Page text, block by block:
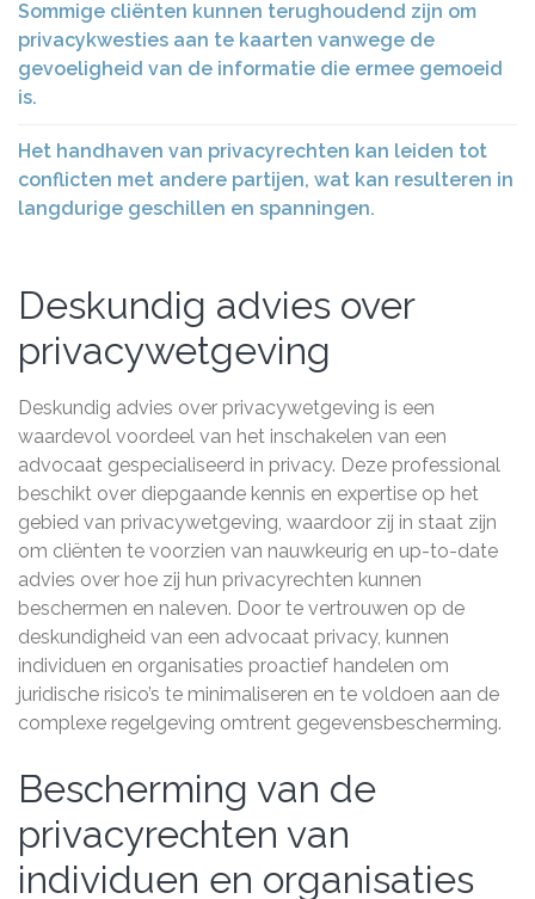
Sommige cliënten kunnen terughoudend zijn om
privacykwesties aan te kaarten vanwege de
gevoeligheid van de informatie die ermee gemoeid
is.
Het handhaven van privacyrechten kan leiden tot
conflicten met andere partijen, wat kan resulteren in
langdurige geschillen en spanningen.
Deskundig advies over
privacywetgeving
Deskundig advies over privacywetgeving is een
waardevol voordeel van het inschakelen van een
advocaat gespecialiseerd in privacy. Deze professional
beschikt over diepgaande kennis en expertise op het
gebied van privacywetgeving, waardoor zij in staat zijn
om cliënten te voorzien van nauwkeurig en up-to-date
advies over hoe zij hun privacyrechten kunnen
beschermen en naleven. Door te vertrouwen op de
deskundigheid van een advocaat privacy, kunnen
individuen en organisaties proactief handelen om
juridische risico’s te minimaliseren en te voldoen aan de
complexe regelgeving omtrent gegevensbescherming.
Bescherming van de
privacyrechten van
individuen en organisaties